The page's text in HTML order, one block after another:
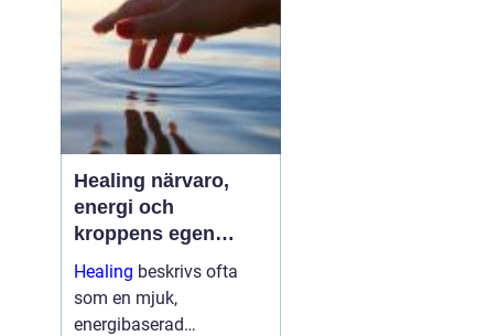
är högt och många
kombinerar sti...
Healing närvaro,
energi och
kroppens egen
förmåga att läka
Healing beskrivs ofta
som en mjuk,
energibaserad